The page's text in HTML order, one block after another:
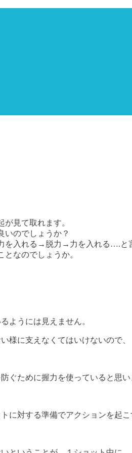
見て取れます。
いのでしょうか？
入れる→脱力→力を入れる….と
なのでしょうか。
ようには見えません。
様に支えなくてはいけないので、
ぐために握力を使っていると思い
に対する準備でアクションを起こ